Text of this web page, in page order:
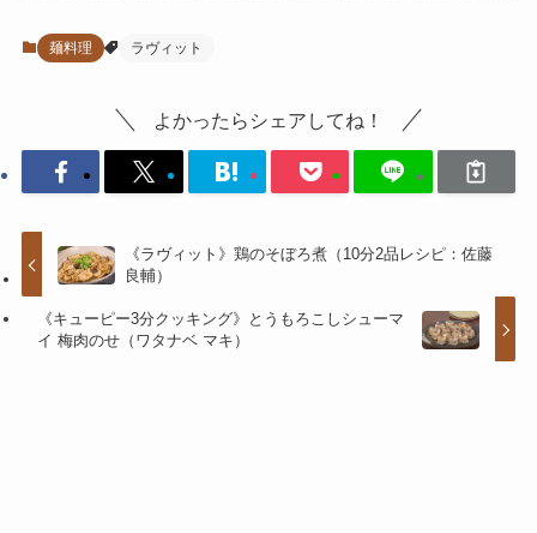
麺料理 ラヴィット
よかったらシェアしてね！
《ラヴィット》鶏のそぼろ煮（10分2品レシピ：佐藤
良輔）
《キューピー3分クッキング》とうもろこしシューマ
イ 梅肉のせ（ワタナベ マキ）